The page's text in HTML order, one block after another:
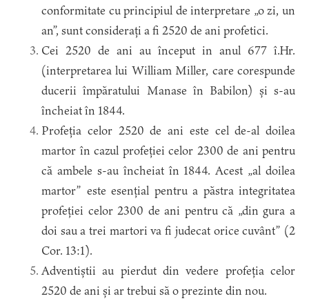
conformitate cu principiul de interpretare „o zi, un
an”, sunt considerați a fi 2520 de ani profetici.
Cei 2520 de ani au început in anul 677 î.Hr.
(interpretarea lui William Miller, care corespunde
ducerii împăratului Manase în Babilon) și s-au
încheiat în 1844.
Profeția celor 2520 de ani este cel de-al doilea
martor în cazul profeției celor 2300 de ani pentru
că ambele s-au încheiat în 1844. Acest „al doilea
martor” este esențial pentru a păstra integritatea
profeției celor 2300 de ani pentru că „din gura a
doi sau a trei martori va fi judecat orice cuvânt” (2
Cor. 13:1).
Adventiștii au pierdut din vedere profeția celor
2520 de ani și ar trebui să o prezinte din nou.